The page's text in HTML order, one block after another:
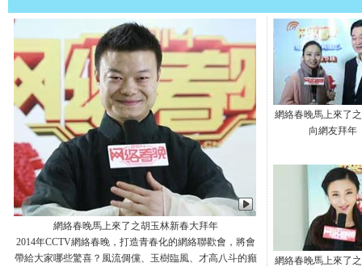
網絡春晚馬上來了之胡玉林新春大拜年
2014年CCTV網絡春晚，打造青春化的網絡聯歡會，將會
帶給大家哪些驚喜？風流倜儻、玉樹臨風、才高八斗的癲
網絡春晚馬上來了
向網友拜年
網絡春晚馬上來了